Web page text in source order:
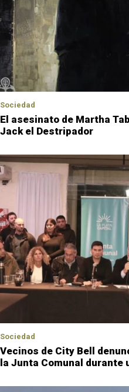
Sociedad
El asesinato de Martha
Jack el Destripador
Sociedad
Vecinos de City Bell
la Junta Comunal durante